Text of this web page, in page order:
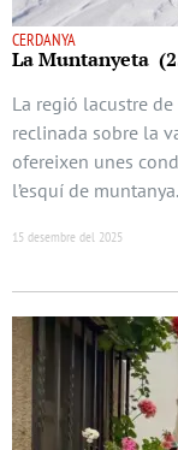
CERDANYA
La Muntanyeta
La regió lacustre
reclinada sobre la
ofereixen unes
l’esquí de
15 desembre del 2025